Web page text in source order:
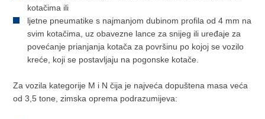
kotačima ili
ljetne pneumatike s najmanjom dubinom profila od 4 mm na
svim kotačima, uz obavezne lance za snijeg ili uređaje za
povećanje prianjanja kotača za površinu po kojoj se vozilo
kreće, koji se postavljaju na pogonske kotače.
Za vozila kategorije M i N čija je najveća dopuštena masa veća
od 3,5 tone, zimska oprema podrazumijeva: